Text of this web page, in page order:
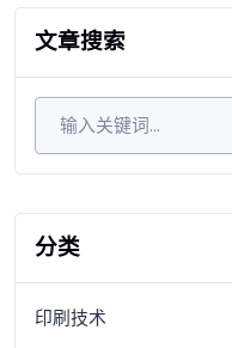
文章搜索
分类
印刷技术